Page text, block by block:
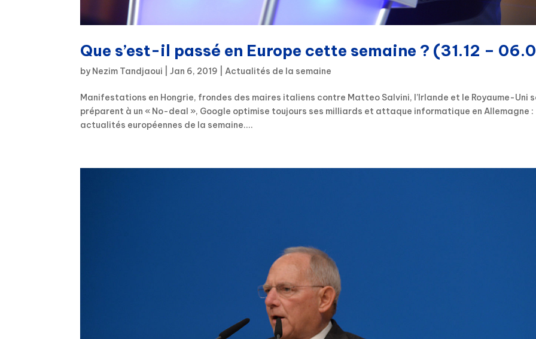
Que s’est-il passé en Europe cette semaine ? (31.12 –
by Nezim Tandjaoui |Jan 6, 2019 |Actualités de la semaine
Manifestations en Hongrie, frondes des maires italiens contre Matteo Salvini, l’Irlande et le Royaume-Uni
préparent à un « No-deal », Google optimise toujours ses milliards et attaque informatique en Allemagne :
actualités européennes de la semaine....